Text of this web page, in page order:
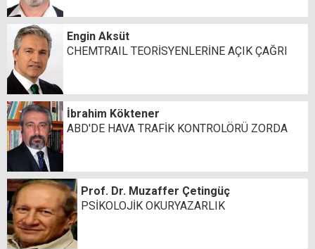
Engin Aksüt
CHEMTRAIL TEORİSYENLERİNE AÇIK ÇAĞRI
İbrahim Köktener
ABD'DE HAVA TRAFİK KONTROLÖRÜ ZORDA
Prof. Dr. Muzaffer Çetingüç
PSİKOLOJİK OKURYAZARLIK